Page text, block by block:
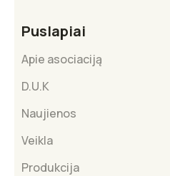
Puslapiai
Apie asociaciją
D.U.K
Naujienos
Veikla
Produkcija